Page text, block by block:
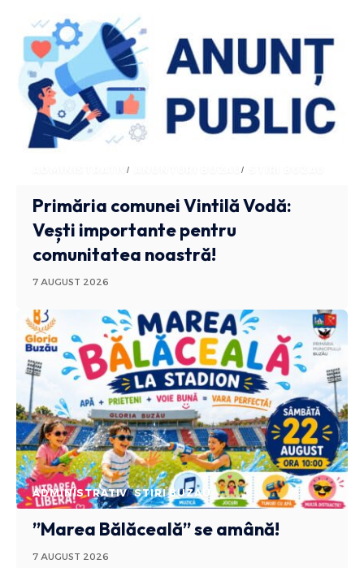
ADMINISTRATIV ANUNTURI BUZAU
Primăria comunei Vintilă Vodă:
Vești importante pentru
comunitatea noastră!
7 AUGUST 2026
ADMINISTRATIV STIRI BUZAU
”Marea Bălăceală” se amână!
7 AUGUST 2026